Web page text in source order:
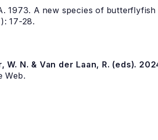
1973. A new species of
17-28.
W. N. & Van der Laan, R. (eds).
Web.